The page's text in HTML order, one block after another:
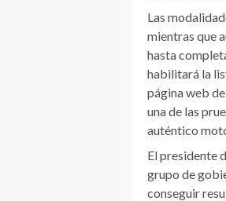
Las
mientras que
hasta
habilitará la
página web
una de las
auténtico
El presidente
grupo de
conseguir